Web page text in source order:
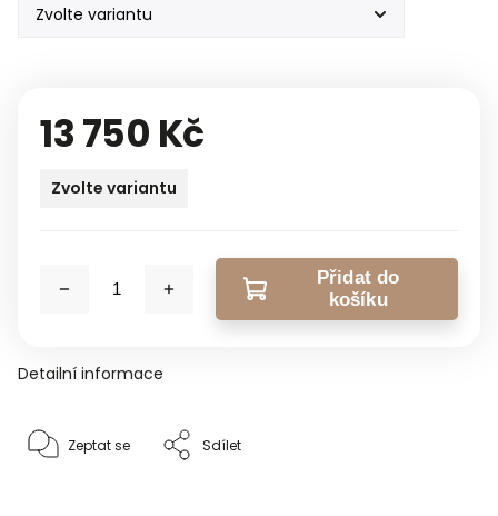
13 750 Kč
Zvolte variantu
Přidat do
košíku
Detailní informace
Zeptat se Sdílet